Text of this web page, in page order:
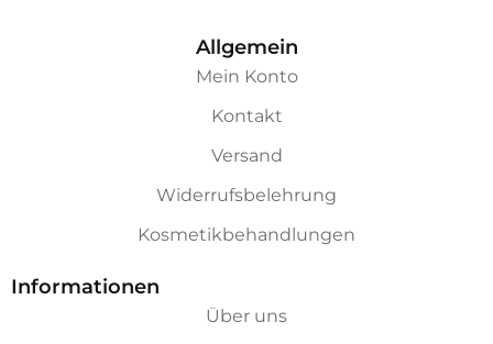
Allgemein
Mein Konto
Kontakt
Versand
Widerrufsbelehrung
Kosmetikbehandlungen
Informationen
Über uns